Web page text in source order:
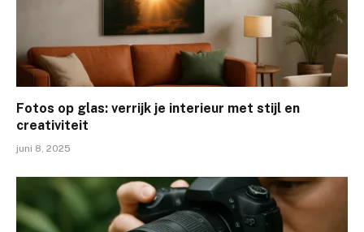
Fotos op glas: verrijk je interieur met stijl en
creativiteit
juni 8, 2025